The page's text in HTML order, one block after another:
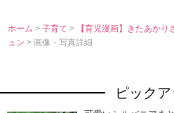
ホーム >子育て>
【育児漫画】きたあか
ュン> 画像・写真詳細
ピック